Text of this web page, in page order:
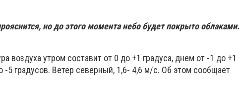
но до этого момента небо будет покрыто облаками.
воздуха утром составит от 0 до +1 градуса, днем от -1 до +1
-5 градусов. Ветер северный, 1,6- 4,6 м/с. Об этом сообщает